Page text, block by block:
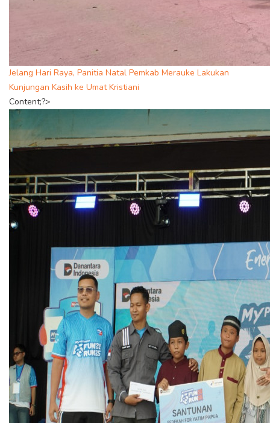
Jelang Hari Raya, Panitia Natal Pemkab Merauke Lakukan
Kunjungan Kasih ke Umat Kristiani
Content;?>